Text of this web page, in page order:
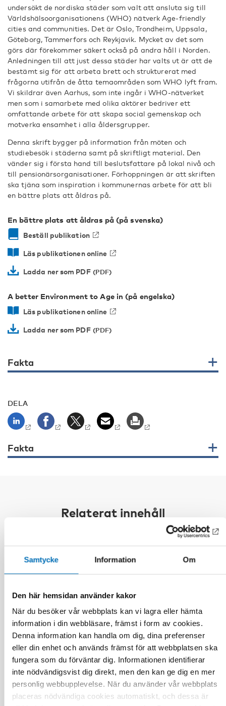
Samtycke Information Om
Den här hemsidan använder kakor
När du besöker vår webbplats kan vi lagra eller hämta
information i din webbläsare, främst i form av cookies.
Denna information kan handla om dig, dina preferenser
eller din enhet och används främst för att webbplatsen ska
fungera som du förväntar dig. Informationen identifierar
inte nödvändigsvist dig direkt, men den kan ge dig en mer
personlig webbupplevelse. När du använder vår webbplats
placeras nödvändiga cookies automatiskt, och dessa är
undersökt de nordiska städer som valt att ansluta sig till
Världshälsoorganisationens (WHO) nätverk Age-friendly
cities and communities. Det är Oslo, Trondheim, Uppsala,
Göteborg, Tammerfors och Reykjavik. Mycket av det som
görs där förekommer säkert också på andra håll i Norden.
Anledningen till att just dessa städer har valts ut är att de
bestämt sig för att arbeta brett och strukturerat med
frågorna utifrån de åtta temaområden som WHO lyft fram.
Vi skildrar även Aarhus, som inte ingår i WHO-nätverket
men som i samarbete med olika aktörer bedriver ett
omfattande arbete för att skapa social gemenskap och
motverka ensamhet i alla åldersgrupper.
Denna skrift bygger på information från möten och
studiebesök i städerna samt på skriftligt material. Den
vänder sig i första hand till beslutsfattare på lokal nivå och
till pensionärsorganisationer. Förhoppningen är att skriften
ska tjäna som inspiration i kommunernas arbete för att bli
en bättre plats att åldras på.
En bättre plats att åldras på (på svenska)
Beställ publikation
Läs publikationen online
Ladda ner som PDF
A better Environment to Age in (på engelska)
Läs publikationen online
Ladda ner som PDF
Fakta
DELA
Fakta
Relaterat innehåll